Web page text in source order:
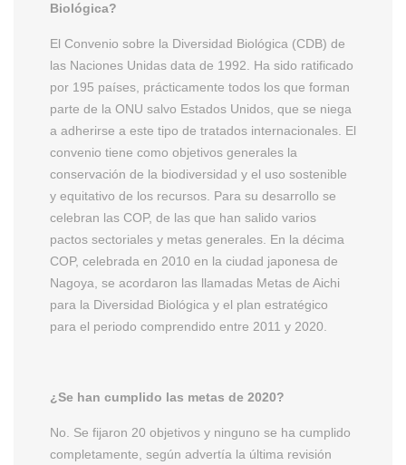
Biológica?
El Convenio sobre la Diversidad Biológica (CDB) de
las Naciones Unidas data de 1992. Ha sido ratificado
por 195 países, prácticamente todos los que forman
parte de la ONU salvo Estados Unidos, que se niega
a adherirse a este tipo de tratados internacionales. El
convenio tiene como objetivos generales la
conservación de la biodiversidad y el uso sostenible
y equitativo de los recursos. Para su desarrollo se
celebran las COP, de las que han salido varios
pactos sectoriales y metas generales. En la décima
COP, celebrada en 2010 en la ciudad japonesa de
Nagoya, se acordaron las llamadas Metas de Aichi
para la Diversidad Biológica y el plan estratégico
para el periodo comprendido entre 2011 y 2020.
¿Se han cumplido las metas de 2020?
No. Se fijaron 20 objetivos y ninguno se ha cumplido
completamente, según advertía la última revisión